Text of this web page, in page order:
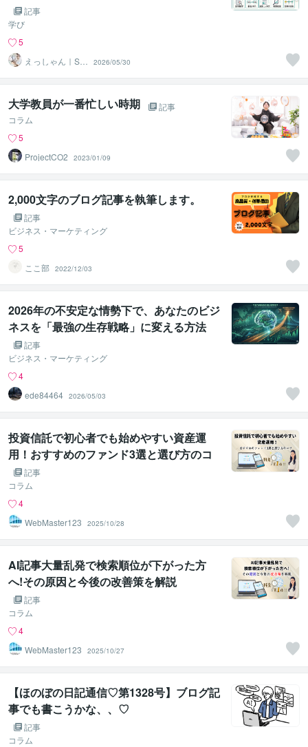
ント記事
学び
5
えっしゃん｜SE
O・リライト・
入稿代行
2026/05/30
大学教員が一番忙しい時期
記事
コラム
5
ProjectCO2
2023/01/09
2,000文字のブログ記事を執筆します。
記事
ビジネス・マーケティング
5
ここ部 2022/12/03
2026年の不安定な情勢下で、あなたのビジ
ネスを「最強の生存戦略」に変える方法
記事
ビジネス・マーケティング
4
ede84464 2026/05/03
投資信託で初心者でも始めやすい資産運
用！おすすめのファンド3選と選び方のコ
ツ 記事
コラム
4
WebMaster123
2025/10/28
AI記事大量乱発で検索順位が下がった方
へ!その原因と今後の改善策を解説
記事
コラム
4
WebMaster123
2025/10/27
【ほのぼの日記通信♡第1328号】ブログ記
事でも書こうかな、、♡
記事
コラム